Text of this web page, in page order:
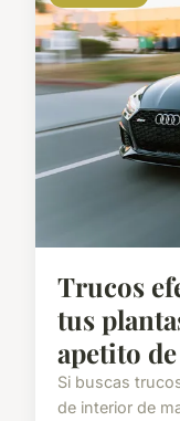
Trucos
tus
apetito
Si buscas
de interior de